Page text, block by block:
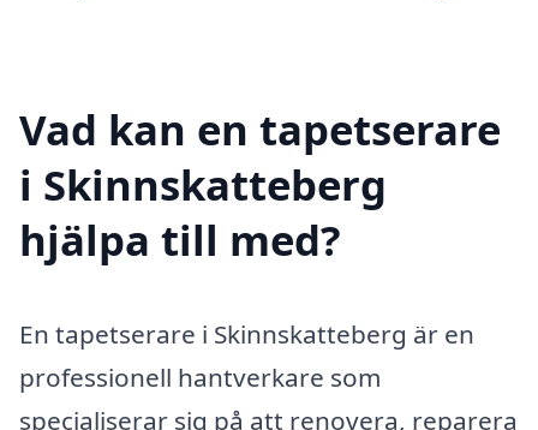
Vad kan en tapetserare
i Skinnskatteberg
hjälpa till med?
En tapetserare i Skinnskatteberg är en
professionell hantverkare som
specialiserar sig på att renovera, reparera